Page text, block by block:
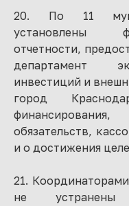
20. По 11
установлены
отчетности,
департамент
инвестиций и
город
обязательств,
и о достижения
21.
не устранены